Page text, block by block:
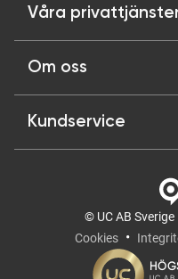
Våra
Om oss
Kundservice
© UC AB Sverige
Cookies